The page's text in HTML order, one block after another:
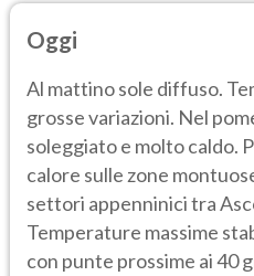
Oggi
Al mattino sole diffuso.
grosse variazioni. Nel
soleggiato e molto caldo.
calore sulle zone
settori appenninici tra
Temperature massime
con punte prossime ai 40